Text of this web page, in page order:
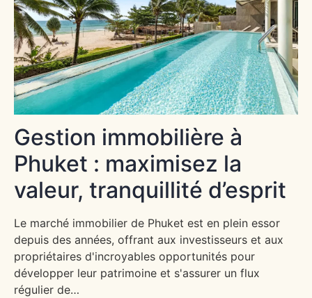
Gestion immobilière à
Phuket : maximisez la
valeur, tranquillité d’esprit
Le marché immobilier de Phuket est en plein essor
depuis des années, offrant aux investisseurs et aux
propriétaires d'incroyables opportunités pour
développer leur patrimoine et s'assurer un flux
régulier de…